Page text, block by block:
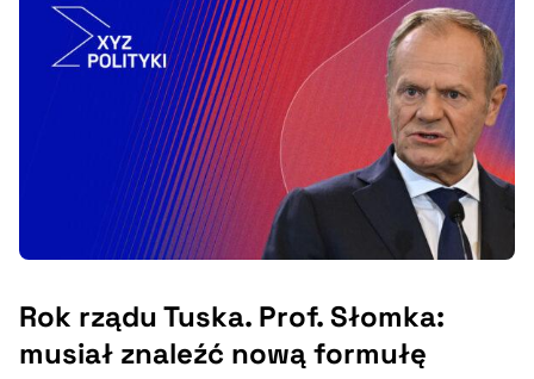
Rok rządu Tuska. Prof. Słomka:
musiał znaleźć nową formułę